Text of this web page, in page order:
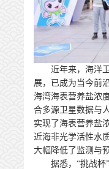
近年来，海洋卫
展，已成为当今前
海湾海表营养盐浓
合多源卫星数据与
实现了海表营养盐
近海非光学活性水
大幅降低了监测与
据悉，“挑战杯”